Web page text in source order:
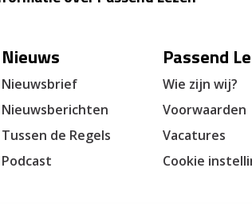
Nieuws
Nieuwsbrief
Nieuwsberichten
Tussen de Regels
Podcast
Passend
Wie zijn wij?
Voorwaarden
Vacatures
Cookie